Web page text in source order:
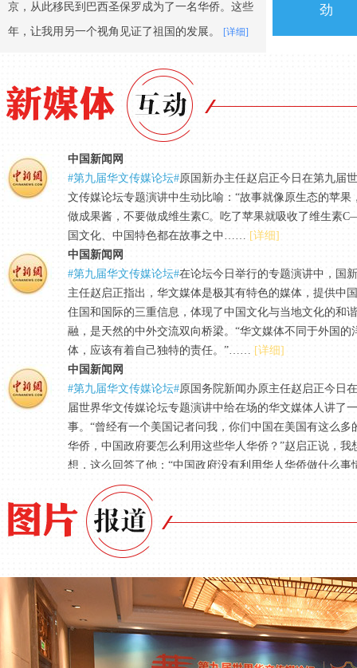
京，从此移民到巴西圣保罗成为了一名华侨。这些
年，让我用另一个视角见证了祖国的发展。 [详细]
劲
中国新闻网
#第九届华文传媒论坛#原国新办主任赵启正今日在第九届
文传媒论坛专题演讲中生动比喻：“故事就像原生态的苹果
做成果酱，不要做成维生素C。吃了苹果就吸收了维生素
国文化、中国特色都在故事之中…… [详细]
中国新闻网
#第九届华文传媒论坛#在论坛今日举行的专题演讲中，国
主任赵启正指出，华文媒体是极其有特色的媒体，提供中
住国和国际的三重信息，体现了中国文化与当地文化的和
融，是天然的中外交流双向桥梁。“华文媒体不同于外国的
体，应该有着自己独特的责任。”…… [详细]
中国新闻网
#第九届华文传媒论坛#原国务院新闻办原主任赵启正今日
届世界华文传媒论坛专题演讲中给在场的华文媒体人讲了
事。“曾经有一个美国记者问我，你们中国在美国有这么多
华侨，中国政府要怎么利用这些华人华侨？”赵启正说，我
想，这么回答了他：“中国政府没有利用华人华侨做什么事
们是天然的中美交流桥梁。”……
中国新闻网
#第九届华文传媒论坛#中国国际经济交流中心副总经济师
在第九届世界华文传媒论坛——“一带一路”中的华文媒体
中表示，中国今年全年经济增长6.8%“我们是有信心的”……
细]
中国新闻网
#第九届华文传媒论坛#
厦门大学南洋研究院、国际关系学
研究所所长吴崇伯指出，“一带一路”建设将为沿线国家带
方面商机……
[详细]